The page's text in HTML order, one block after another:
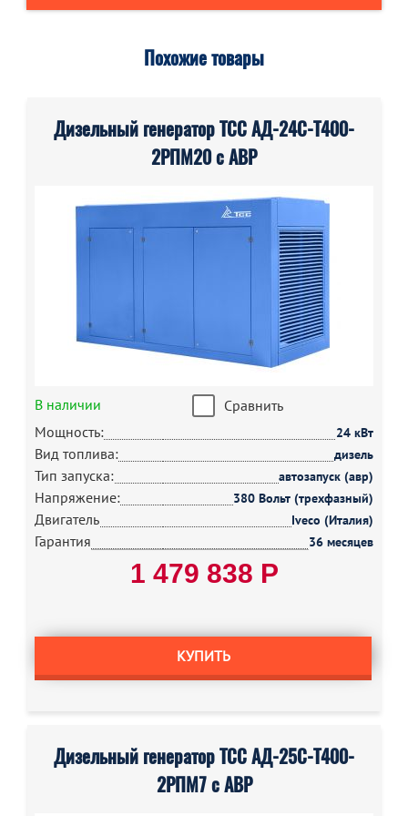
Похожие товары
Дизельный генератор ТСС АД-24С-Т400-
2РПМ20 с АВР
В наличии
Сравнить
Мощность:
24 кВт
Вид топлива: дизель
Тип запуска: автозапуск (авр)
Напряжение: 380 Вольт (трехфазный)
Двигатель Iveco (Италия)
Гарантия 36 месяцев
1 479 838 Р
КУПИТЬ
Дизельный генератор ТСС АД-25С-Т400-
2РПМ7 с АВР